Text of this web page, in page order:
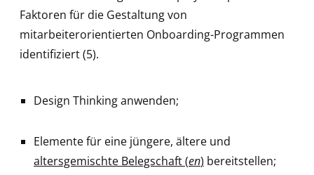
Faktoren für die Gestaltung von
mitarbeiterorientierten Onboarding-Programmen
identifiziert (5).
Design Thinking anwenden;
Elemente für eine jüngere, ältere und
altersgemischte Belegschaft (en) bereitstellen;